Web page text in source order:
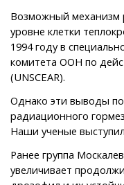
Возможный механизм
уровне клетки
1994 году в
комитета ООН по
(UNSCEAR).
Однако эти выводы
радиационного
Наши ученые
Ранее группа
увеличивает